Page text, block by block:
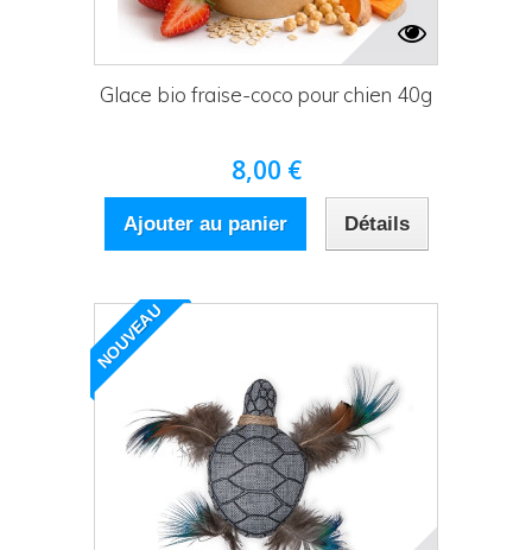
Glace bio fraise-coco pour chien 40g
8,00 €
Ajouter au panier Détails
NOUVEAU